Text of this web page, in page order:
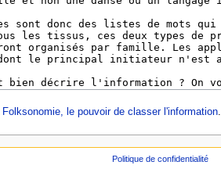
Folksonomie, le pouvoir de classer l'information.
Politique de confidentialité